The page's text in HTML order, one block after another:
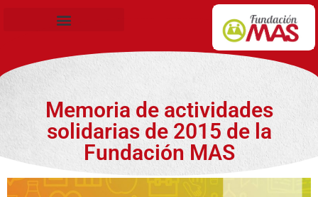
Memoria de actividades
solidarias de 2015 de la
Fundación MAS